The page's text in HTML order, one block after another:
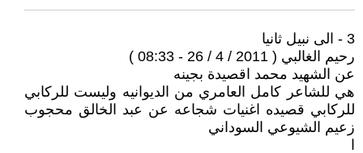
3 - الى نبيل ثانيا
رحيم الغالبي ( 2011 / 4 / 26 - 08:33 )
عن الشهيد محمد اقصيدة بجينه
هي للشاعر كامل العامري من الديوانيه وليست للركابي
للركابي قصيده اغنيات شجاعه عن عبد الخالق محجوب
زعيم الشيوعي السوداني